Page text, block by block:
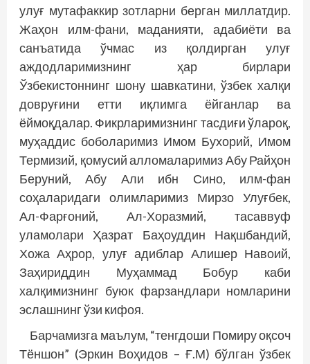
улуғ мутафаккир зотларни берган миллатдир.
Жаҳон илм-фани, маданияти, адабиёти ва
санъатида ўчмас из қолдирган улуғ
аждодларимизнинг ҳар бирлари
Ўзбекистоннинг шону шавкатини, ўзбек халқи
довруғини етти иқлимга ёйганлар ва
ёймоқдалар. Фикрларимизнинг тасдиғи ўлароқ,
муҳаддис боболаримиз Имом Бухорий, Имом
Термизий, қомусий алломаларимиз Абу Райҳон
Беруний, Абу Али ибн Сино, илм-фан
соҳаларидаги олимларимиз Мирзо Улуғбек,
Ал-Фарғоний, Ал-Хоразмий, тасаввуф
уламолари Ҳазрат Баҳоуддин Нақшбандий,
Хожа Аҳрор, улуғ адиблар Алишер Навоий,
Заҳириддин Муҳаммад Бобур каби
халқимизнинг буюк фарзандлари номларини
эслашнинг ўзи кифоя.
Барчамизга маълум, “тенгдоши Помиру оқсоч
Тёншон” (Эркин Воҳидов – Ғ.М) бўлган ўзбек